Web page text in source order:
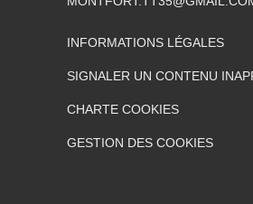
INFORMATIONS LÉGALES
SIGNALER UN CONTENU
CHARTE COOKIES
GESTION DES COOKIES